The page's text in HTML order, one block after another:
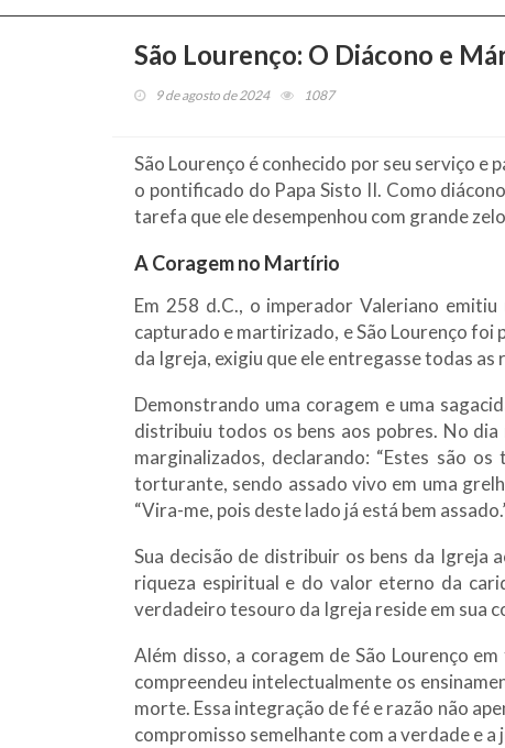
São Lourenço: O Diácono e
9 de agosto de 2024 1087
São Lourenço é conhecido por seu serviço e
o pontificado do Papa Sisto II. Como
tarefa que ele desempenhou com grande
A Coragem no Martírio
Em 258 d.C., o imperador Valeriano
capturado e martirizado, e São Lourenço foi
da Igreja, exigiu que ele entregasse todas as
Demonstrando uma coragem e uma
distribuiu todos os bens aos pobres. No
marginalizados, declarando: “Estes são
torturante, sendo assado vivo em uma
“Vira-me, pois deste lado já está bem
Sua decisão de distribuir os bens da Igreja
riqueza espiritual e do valor eterno da
verdadeiro tesouro da Igreja reside em sua
Além disso, a coragem de São Lourenço
compreendeu intelectualmente os
morte. Essa integração de fé e razão não
compromisso semelhante com a verdade e a